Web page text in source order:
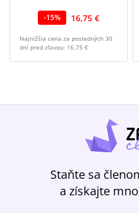
-15% 16,75 €
Najnižšia cena za posledných 30
dní pred zľavou: 16,75 €
Staňte sa
a získajte